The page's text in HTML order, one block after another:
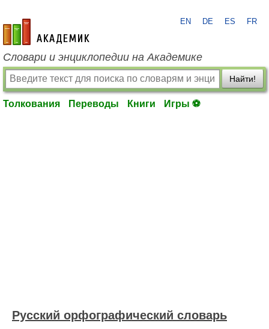
academic.ru
EN DE ES FR
Словари и энциклопедии на Академике
Найти!
Толкования Переводы Книги Игры ⚽
Русский орфографический словарь